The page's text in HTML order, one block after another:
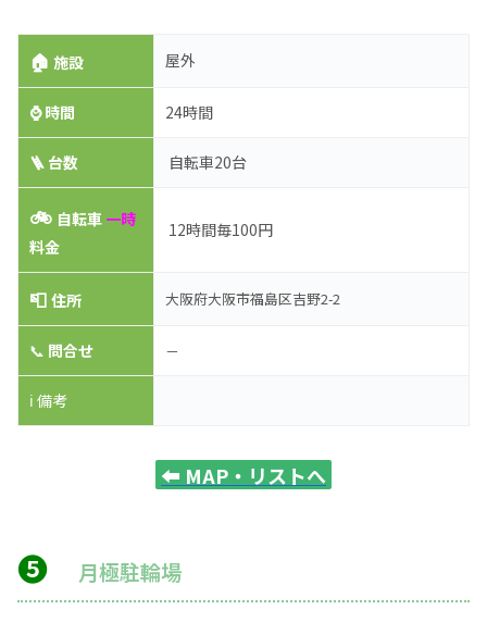
🏠施設 屋外
⌚時間 24時間
🪜 台数 自転車20台
🚲 自転車 一時
料金
12時間毎100円
📮住所 大阪府大阪市福島区吉野2-2
📞 問合せ －
ℹ️ 備考
⬅️ MAP・リストへ
❺ 月極駐輪場